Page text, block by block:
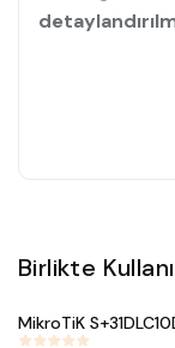
Birlikte
#187
MikroTiK